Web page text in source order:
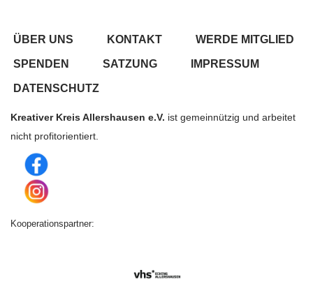
ÜBER UNS KONTAKT WERDE MITGLIED
SPENDEN SATZUNG IMPRESSUM
DATENSCHUTZ
Kreativer Kreis Allershausen e.V. ist gemeinnützig und arbeitet
nicht profitorientiert.
Kooperationspartner: